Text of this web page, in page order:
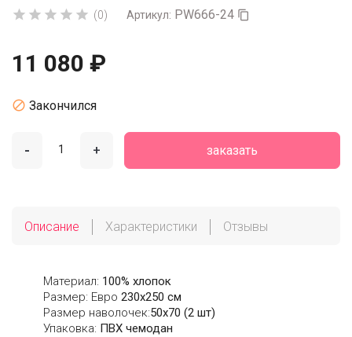
     (0) Артикул: PW666-24 
11 080 ₽
 Закончился
- + заказать
Описание Характеристики Отзывы
Материал: 100% хлопок
Размер: Евро 230х250 см
Размер наволочек:50x70 (2 шт)
Упаковка: ПВХ чемодан